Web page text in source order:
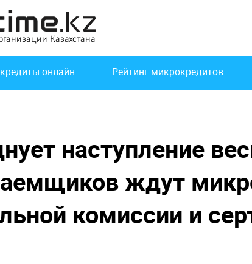
онлайн Рейтинг микрокредитов
наступление
ждут
комиссии и